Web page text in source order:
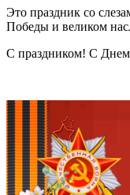
Это праздник со
Победы и великом
С праздником! С